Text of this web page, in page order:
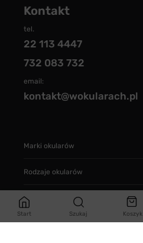
Start Szukaj Koszyk
Kontakt
tel.
22 113 4447
732 083 732
email:
kontakt@wokularach.pl
Marki okularów
Rodzaje okularów
Typ okularów
Informacje